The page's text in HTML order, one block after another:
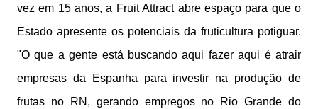
vez em 15 anos, a Fruit Attract abre espaço para que o
Estado apresente os potenciais da fruticultura potiguar.
"O que a gente está buscando aqui fazer aqui é atrair
empresas da Espanha para investir na produção de
frutas no RN, gerando empregos no Rio Grande do